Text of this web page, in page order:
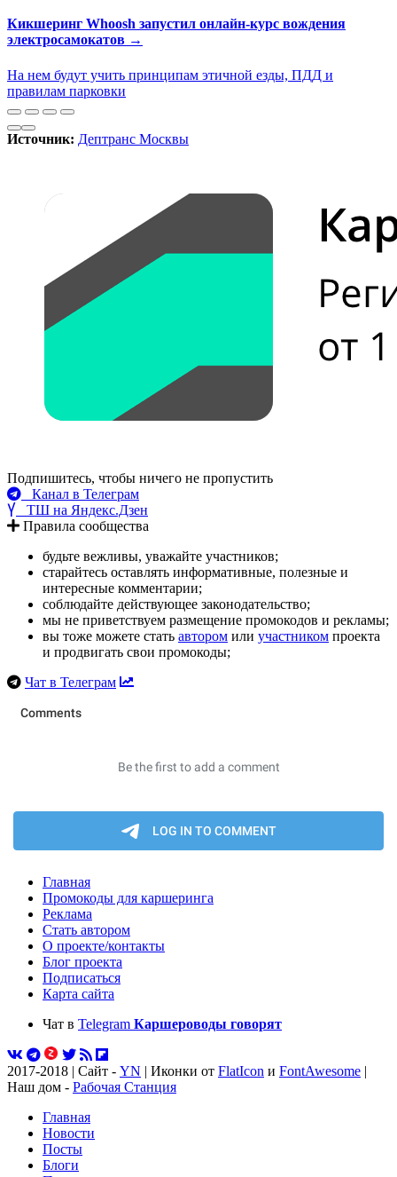
Кикшеринг Whoosh запустил онлайн-курс вождения
электросамокатов →
На нем будут учить принципам этичной езды, ПДД и
правилам парковки
Источник: Дептранс Москвы
Подпишитесь, чтобы ничего не пропустить
Канал в Телеграм
ТШ на Яндекс.Дзен
Правила сообщества
будьте вежливы, уважайте участников;
старайтесь оставлять информативные, полезные и
интересные комментарии;
соблюдайте действующее законодательство;
мы не приветствуем размещение промокодов и рекламы;
вы тоже можете стать автором или участником проекта
и продвигать свои промокоды;
Чат в Телеграм
Главная
Промокоды для каршеринга
Реклама
Стать автором
О проекте/контакты
Блог проекта
Подписаться
Карта сайта
Чат в Telegram Каршероводы говорят
2017-2018 | Сайт - YN | Иконки от FlatIcon и FontAwesome |
Наш дом - Рабочая Станция
Главная
Новости
Посты
Блоги